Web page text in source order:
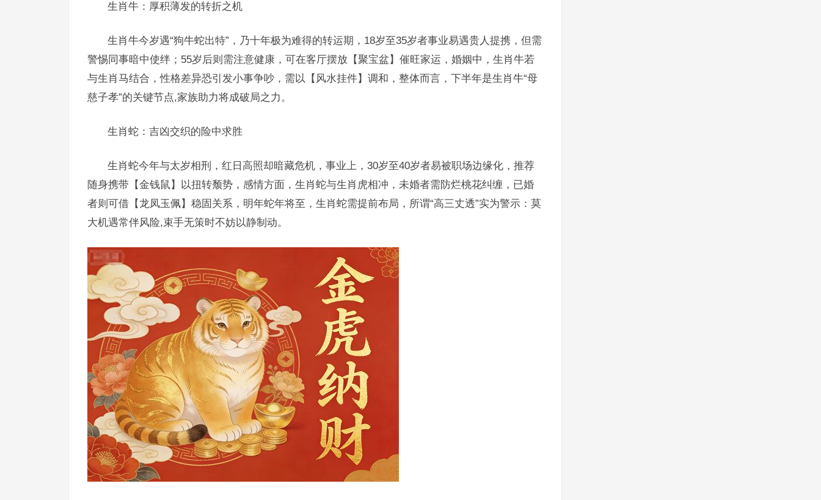
生肖牛：厚积薄发的转折之机
生肖牛今岁遇“狗牛蛇出特”，乃十年极为难得的转运期，18岁至35岁者事业易遇贵人提携，但需
警惕同事暗中使绊；55岁后则需注意健康，可在客厅摆放【聚宝盆】催旺家运，婚姻中，生肖牛若
与生肖马结合，性格差异恐引发小事争吵，需以【风水挂件】调和，整体而言，下半年是生肖牛“母
慈子孝”的关键节点,家族助力将成破局之力。
生肖蛇：吉凶交织的险中求胜
生肖蛇今年与太岁相刑，红日高照却暗藏危机，事业上，30岁至40岁者易被职场边缘化，推荐
随身携带【金钱鼠】以扭转颓势，感情方面，生肖蛇与生肖虎相冲，未婚者需防烂桃花纠缠，已婚
者则可借【龙凤玉佩】稳固关系，明年蛇年将至，生肖蛇需提前布局，所谓“高三丈透”实为警示：莫
大机遇常伴风险,束手无策时不妨以静制动。